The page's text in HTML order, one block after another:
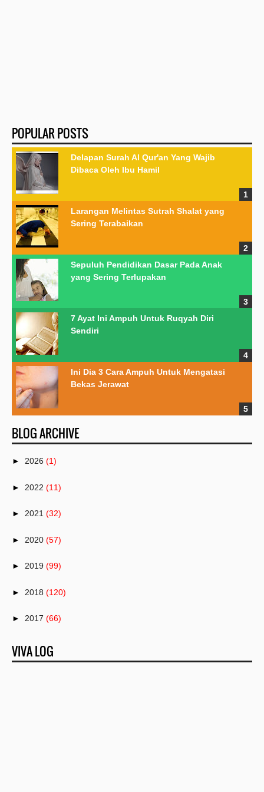
POPULAR POSTS
Delapan Surah Al Qur'an Yang Wajib
Dibaca Oleh Ibu Hamil
Larangan Melintas Sutrah Shalat yang
Sering Terabaikan
Sepuluh Pendidikan Dasar Pada Anak
yang Sering Terlupakan
7 Ayat Ini Ampuh Untuk Ruqyah Diri
Sendiri
Ini Dia 3 Cara Ampuh Untuk Mengatasi
Bekas Jerawat
BLOG ARCHIVE
► 2026 (1)
► 2022 (11)
► 2021 (32)
► 2020 (57)
► 2019 (99)
► 2018 (120)
► 2017 (66)
▼ 2016 (82)
►December (8)
VIVA LOG